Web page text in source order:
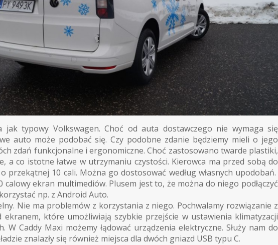
jak typowy Volkswagen. Choć od auta dostawczego nie wymaga się
auto może podobać się. Czy podobne zdanie będziemy mieli o jego
zdań funkcjonalne i ergonomiczne. Choć zastosowano twarde plastiki,
a co istotne łatwe w utrzymaniu czystości. Kierowca ma przed sobą do
przekątnej 10 cali. Można go dostosować według własnych upodobań.
calowy ekran multimediów. Plusem jest to, że można do niego podłączyć
np. z Android Auto.
Nie ma problemów z korzystania z niego. Pochwalamy rozwiązanie z
ekranem, które umożliwiają szybkie przejście w ustawienia klimatyzacji
W Caddy Maxi możemy łądować urządzenia elektryczne. Służy nam do
znalazły się również miejsca dla dwóch gniazd USB typu C.